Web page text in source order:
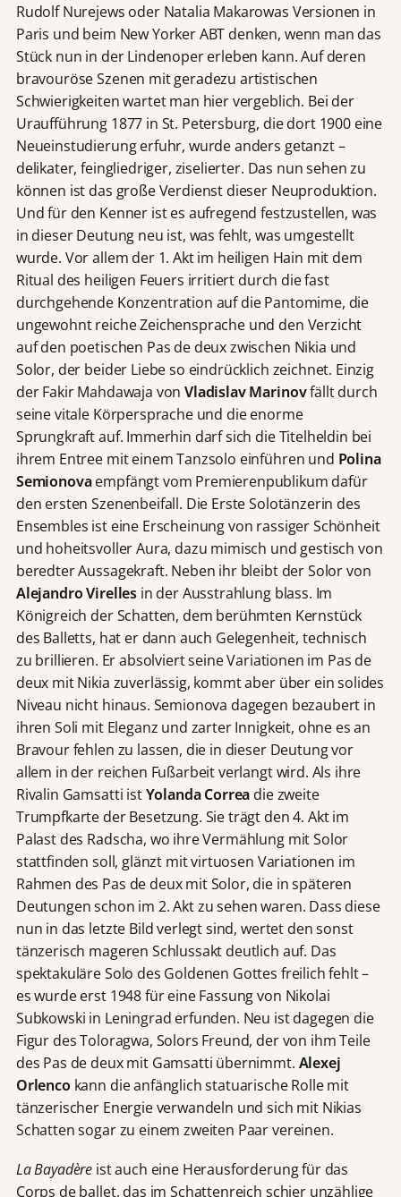
Rudolf Nurejews oder Natalia Makarowas Versionen in
Paris und beim New Yorker ABT denken, wenn man das
Stück nun in der Lindenoper erleben kann. Auf deren
bravouröse Szenen mit geradezu artistischen
Schwierigkeiten wartet man hier vergeblich. Bei der
Uraufführung 1877 in St. Petersburg, die dort 1900 eine
Neueinstudierung erfuhr, wurde anders getanzt –
delikater, feingliedriger, ziselierter. Das nun sehen zu
können ist das große Verdienst dieser Neuproduktion.
Und für den Kenner ist es aufregend festzustellen, was
in dieser Deutung neu ist, was fehlt, was umgestellt
wurde. Vor allem der 1. Akt im heiligen Hain mit dem
Ritual des heiligen Feuers irritiert durch die fast
durchgehende Konzentration auf die Pantomime, die
ungewohnt reiche Zeichensprache und den Verzicht
auf den poetischen Pas de deux zwischen Nikia und
Solor, der beider Liebe so eindrücklich zeichnet. Einzig
der Fakir Mahdawaja vonVladislav Marinovfällt durch
seine vitale Körpersprache und die enorme
Sprungkraft auf. Immerhin darf sich die Titelheldin bei
ihrem Entree mit einem Tanzsolo einführen und Polina
Semionovaempfängt vom Premierenpublikum dafür
den ersten Szenenbeifall. Die Erste Solotänzerin des
Ensembles ist eine Erscheinung von rassiger Schönheit
und hoheitsvoller Aura, dazu mimisch und gestisch von
beredter Aussagekraft. Neben ihr bleibt der Solor von
AlejandroVirelles in der Ausstrahlung blass. Im
Königreich der Schatten, dem berühmten Kernstück
des Balletts, hat er dann auch Gelegenheit, technisch
zu brillieren. Er absolviert seine Variationen im Pas de
deux mit Nikia zuverlässig, kommt aber über ein solides
Niveau nicht hinaus. Semionova dagegen bezaubert in
ihren Soli mit Eleganz und zarter Innigkeit, ohne es an
Bravour fehlen zu lassen, die in dieser Deutung vor
allem in der reichen Fußarbeit verlangt wird. Als ihre
Rivalin Gamsatti istYolanda Correa die zweite
Trumpfkarte der Besetzung. Sie trägt den 4. Akt im
Palast des Radscha, wo ihre Vermählung mit Solor
stattfinden soll, glänzt mit virtuosen Variationen im
Rahmen des Pas de deux mit Solor, die in späteren
Deutungen schon im 2. Akt zu sehen waren. Dass diese
nun in das letzte Bild verlegt sind, wertet den sonst
tänzerisch mageren Schlussakt deutlich auf. Das
spektakuläre Solo des Goldenen Gottes freilich fehlt –
es wurde erst 1948 für eine Fassung von Nikolai
Subkowski in Leningrad erfunden. Neu ist dagegen die
Figur des Toloragwa, Solors Freund, der von ihm Teile
des Pas de deux mit Gamsatti übernimmt. Alexej
Orlenco kann die anfänglich statuarische Rolle mit
tänzerischer Energie verwandeln und sich mit Nikias
Schatten sogar zu einem zweiten Paar vereinen.
La Bayadère ist auch eine Herausforderung für das
Corps de ballet, das im Schattenreich schier unzählige